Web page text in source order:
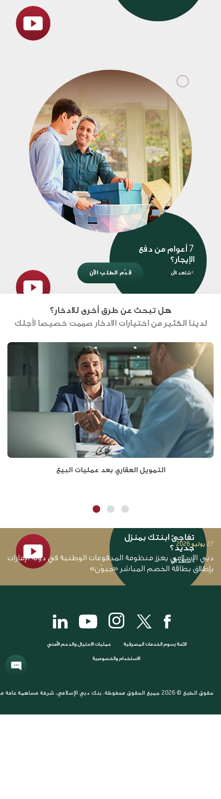
7 أعوام من دفع
الإيجار؟
>شاهد الآن
تفاجئ ابنتك بمنزل
جديد؟
>شاهد الآن
قدِّم الطلب الآن
هل تبحث عن طرق أخرى للادخار؟
لدينا الكثير من اختيارات الادخار صممت خصيصا لأجلك
التمويل العقاري بعد عمليات البيع
27 يوليو 2026
دبي الإسلامي يعزز منظومة المدفوعات الوطنية في دولة الإمارات
بإطلاق بطاقة الخصم المباشر «جيوَن»
لائحة رسوم الخدمات المصرفية عمليات الاحتيال والدعم الأمني
الاستخدام والخصوصية
حقوق الطبع © 2026 جميع الحقوق محفوظة. بنك دبي الإسلامي، شركة مساهمة عامة مرخصة وخاضعة لرقابة مصرف الإمارات العربية المتحدة المركزي. بنك دبي الإسلامي (ش.م.ع)، شارع آل مكتوم، ديرة، ص.ب. 1080، دبي، الإمارات العربية المتحدة